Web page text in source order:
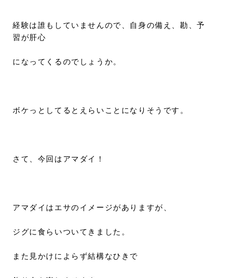
経験は誰もしていませんので、自身の備え、勘、予
習が肝心
になってくるのでしょうか。
ボケっとしてるとえらいことになりそうです。
さて、今回はアマダイ！
アマダイはエサのイメージがありますが、
ジグに食らいついてきました。
また見かけによらず結構なひきで